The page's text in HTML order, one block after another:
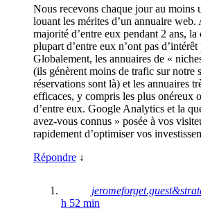
Nous recevons chaque jour au moins
louant les mérites d’un annuaire web.
majorité d’entre eux pendant 2 ans,
plupart d’entre eux n’ont pas
Globalement, les annuaires de «
(ils génèrent moins de trafic sur notre
réservations sont là) et les annuaires
efficaces, y compris les plus onéreux
d’entre eux. Google Analytics et la
avez-vous connus » posée à vos
rapidement d’optimiser vos
Répondre ↓
h 52 min